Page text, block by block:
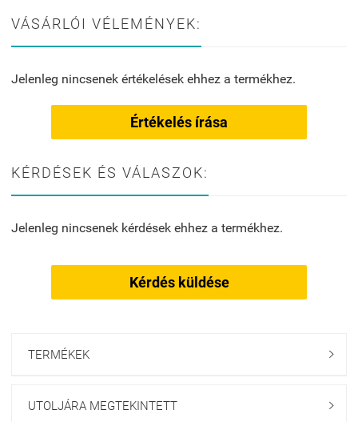
VÁSÁRLÓI VÉLEMÉNYEK:
Jelenleg nincsenek értékelések ehhez a termékhez.
Értékelés írása
KÉRDÉSEK ÉS VÁLASZOK:
Jelenleg nincsenek kérdések ehhez a termékhez.
Kérdés küldése
TERMÉKEK 
UTOLJÁRA MEGTEKINTETT 